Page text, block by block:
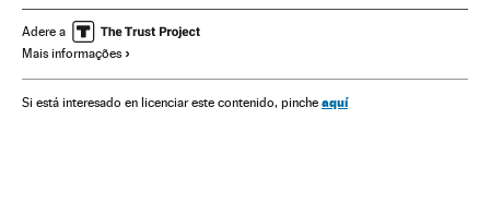
Literatura Bibliotecas Livrarias
Adere a
Mais informações
Si está interesado en licenciar este contenido, pinche aquí